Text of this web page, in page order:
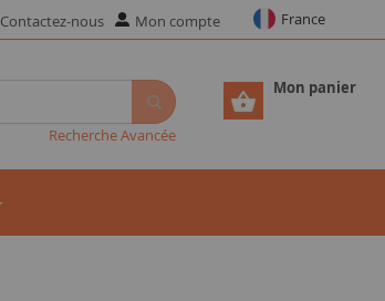
Contactez-nous Mon compte France
Mon panier
Recherche Avancée